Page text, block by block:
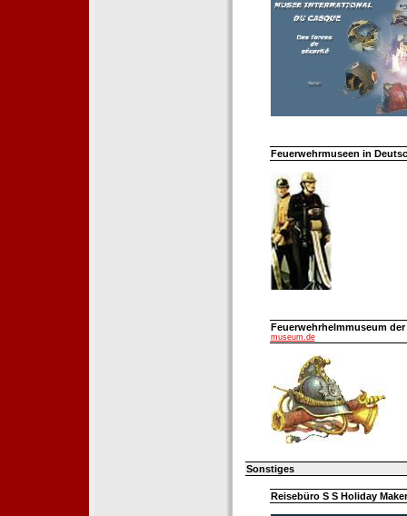
Feuerwehrmuseen in
Feuerwehrhelmmuseum
museum.de
Sonstiges
Reisebüro S S Holiday